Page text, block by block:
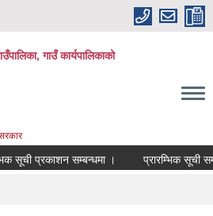
गाउँ कार्यपालिकाको
सूची प्रकाशन सम्बन्धमा । प्रारम्भिक सूची